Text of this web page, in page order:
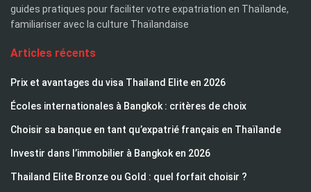
guides pratiques pour faciliter votre expatriation en Thaïlande,
familiariser avec la culture Thaïlandaise
Articles récents
Prix et avantages du visa Thailand Elite en 2026
Écoles internationales à Bangkok : critères de choix
Choisir sa banque en tant qu’expatrié français en Thaïlande
Investir dans l’immobilier à Bangkok en 2026
Thailand Elite Bronze ou Gold : quel forfait choisir ?